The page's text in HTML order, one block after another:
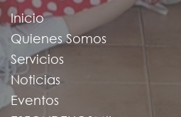
Inicio
Quienes Somos
Servicios
Noticias
Eventos